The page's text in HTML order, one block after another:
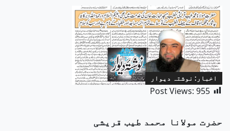
اخبار: نوشتہ دیوار
Post Views: 955
حضرت مولانا محمد طیب قریشی